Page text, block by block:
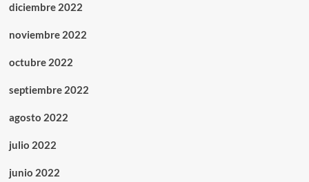
diciembre 2022
noviembre 2022
octubre 2022
septiembre 2022
agosto 2022
julio 2022
junio 2022